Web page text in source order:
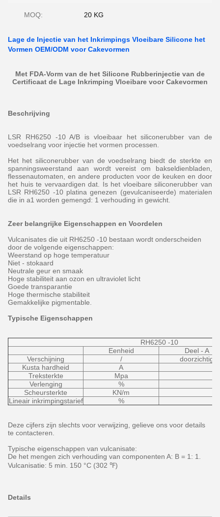
MOQ: 20 KG
Lage de Injectie van het Inkrimpings Vloeibare Silicone het
Vormen OEM/ODM voor Cakevormen
Met FDA-Vorm van de het Silicone Rubberinjectie van de
Certificaat de Lage Inkrimping Vloeibare voor Cakevormen
Beschrijving
LSR RH6250 -10 A/B is vloeibaar het siliconerubber van de
voedselrang voor injectie het vormen processen.
Het het siliconerubber van de voedselrang biedt de sterkte en
spanningsweerstand aan wordt vereist om bakseldienbladen,
flessenautomaten, en andere producten voor de keuken en door
het huis te vervaardigen dat. Is het vloeibare siliconerubber van
LSR RH6250 -10 platina genezen (gevulcaniseerde) materialen
die in a1 worden gemengd: 1 verhouding in gewicht.
Zeer belangrijke Eigenschappen en Voordelen
Vulcanisates die uit RH6250 -10 bestaan wordt onderscheiden
door de volgende eigenschappen:
Weerstand op hoge temperatuur
Niet - stokaard
Neutrale geur en smaak
Hoge stabiliteit aan ozon en ultraviolet licht
Goede transparantie
Hoge thermische stabiliteit
Gemakkelijke pigmentable.
Typische Eigenschappen
RH6250 -10
Eenheid
Deel - A
Verschijning
/
doorzichtig
Kusta hardheid
A
Treksterkte
Mpa
Verlenging
%
Scheursterkte
KN/m
Lineair inkrimpingstarief
%
Deze cijfers zijn slechts voor verwijzing, gelieve ons voor details
te contacteren.
Typische eigenschappen van vulcanisate:
De het mengen zich verhouding van componenten A: B = 1: 1.
Vulcanisatie: 5 min. 150 °C (302 ℉)
Details